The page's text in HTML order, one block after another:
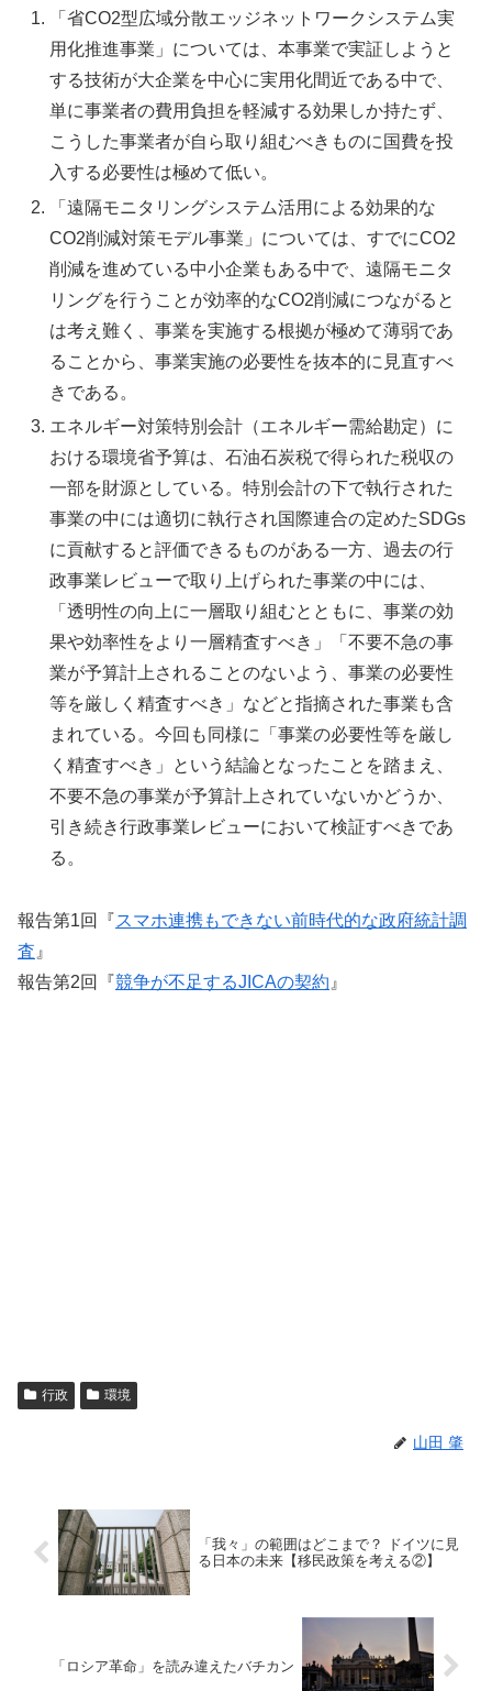
「省CO2型広域分散エッジネットワークシステム実
用化推進事業」については、本事業で実証しようと
する技術が大企業を中心に実用化間近である中で、
単に事業者の費用負担を軽減する効果しか持たず、
こうした事業者が自ら取り組むべきものに国費を投
入する必要性は極めて低い。
「遠隔モニタリングシステム活用による効果的な
CO2削減対策モデル事業」については、すでにCO2
削減を進めている中小企業もある中で、遠隔モニタ
リングを行うことが効率的なCO2削減につながると
は考え難く、事業を実施する根拠が極めて薄弱であ
ることから、事業実施の必要性を抜本的に見直すべ
きである。
エネルギー対策特別会計（エネルギー需給勘定）に
おける環境省予算は、石油石炭税で得られた税収の
一部を財源としている。特別会計の下で執行された
事業の中には適切に執行され国際連合の定めたSDGs
に貢献すると評価できるものがある一方、過去の行
政事業レビューで取り上げられた事業の中には、
「透明性の向上に一層取り組むとともに、事業の効
果や効率性をより一層精査すべき」「不要不急の事
業が予算計上されることのないよう、事業の必要性
等を厳しく精査すべき」などと指摘された事業も含
まれている。今回も同様に「事業の必要性等を厳し
く精査すべき」という結論となったことを踏まえ、
不要不急の事業が予算計上されていないかどうか、
引き続き行政事業レビューにおいて検証すべきであ
る。
報告第1回『スマホ連携もできない前時代的な政府統計調
査 』
報告第2回『競争が不足するJICAの契約 』
行政 環境
山田 肇
「我々」の範囲はどこまで？ ドイツに見
る日本の未来【移民政策を考える②】
「ロシア革命」を読み違えたバチカン